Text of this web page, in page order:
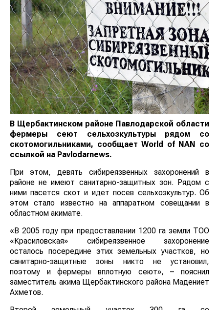
В Щербактинском районе Павлодарской области
фермеры сеют сельхозкультуры рядом со
скотомогильниками, сообщаетWorld of NAN
со
ссылкой на Pavlodarnews.
При этом, девять сибиреязвенных захоронений в
районе не имеют санитарно-защитных зон. Рядом с
ними пасется скот и идет посев сельхозкультур. Об
этом стало известно на аппаратном совещании в
областном акимате.
«В 2005 году при предоставлении 1200 га земли ТОО
«Красиловская» сибиреязвенное захоронение
осталось посередине этих земельных участков, но
санитарно-защитные зоны никто не установил,
поэтому и фермеры вплотную сеют», – пояснил
заместитель акима Щербактинского района Мадениет
Ахметов.